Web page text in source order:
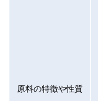
原料の特徴や性質